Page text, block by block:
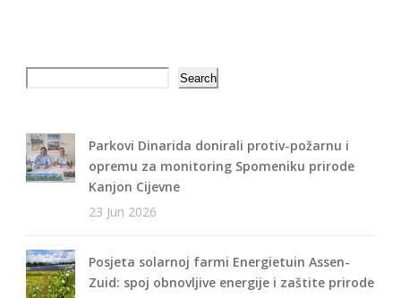
Search
Parkovi Dinarida donirali protiv-požarnu i
opremu za monitoring Spomeniku prirode
Kanjon Cijevne
23 Jun 2026
Posjeta solarnoj farmi Energietuin Assen-
Zuid: spoj obnovljive energije i zaštite prirode